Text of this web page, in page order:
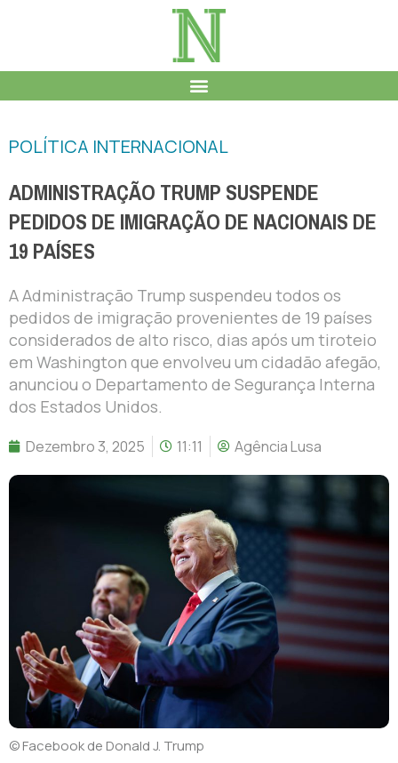
POLÍTICA INTERNACIONAL
ADMINISTRAÇÃO TRUMP SUSPENDE
PEDIDOS DE IMIGRAÇÃO DE NACIONAIS DE
19 PAÍSES
A Administração Trump suspendeu todos os
pedidos de imigração provenientes de 19 países
considerados de alto risco, dias após um tiroteio
em Washington que envolveu um cidadão afegão,
anunciou o Departamento de Segurança Interna
dos Estados Unidos.
Dezembro 3, 2025 11:11 Agência Lusa
© Facebook de Donald J. Trump